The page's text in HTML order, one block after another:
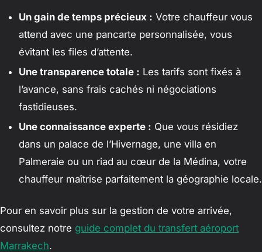
Un gain de temps précieux : Votre chauffeur vous
attend avec une pancarte personnalisée, vous
évitant les files d’attente.
Une transparence totale : Les tarifs sont fixés à
l’avance, sans frais cachés ni négociations
fastidieuses.
Une connaissance experte : Que vous résidiez
dans un palace de l’Hivernage, une villa en
Palmeraie ou un riad au cœur de la Médina, votre
chauffeur maîtrise parfaitement la géographie locale.
Pour en savoir plus sur la gestion de votre arrivée,
consultez notre guide complet du transfert aéroport
Marrakech.